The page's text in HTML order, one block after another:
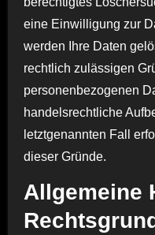
eine Einwilligung zur
werden Ihre Daten
rechtlich zulässigen
personenbezogenen
handelsrechtliche
letztgenannten Fall
dieser Gründe.
Allgemeine